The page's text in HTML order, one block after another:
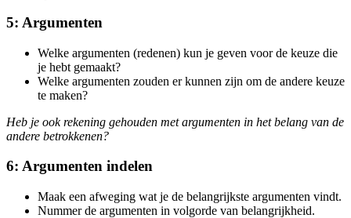
5: Argumenten
Welke argumenten (redenen) kun je geven voor de keuze die
je hebt gemaakt?
Welke argumenten zouden er kunnen zijn om de andere keuze
te maken?
Heb je ook rekening gehouden met argumenten in het belang van de
andere betrokkenen?
6: Argumenten indelen
Maak een afweging wat je de belangrijkste argumenten vindt.
Nummer de argumenten in volgorde van belangrijkheid.